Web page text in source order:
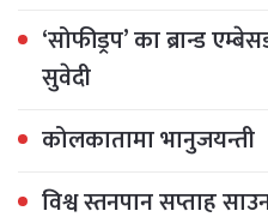
‘सोफीड्रप’ का ब्रान्ड
सुवेदी
कोलकातामा भानुजयन्ती
विश्व स्तनपान सप्ताह